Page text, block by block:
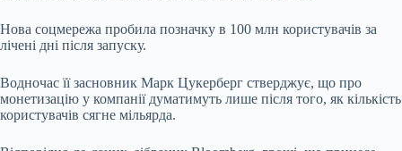
Нова соцмережа пробила позначку в 100 млн користувачів за
лічені дні після запуску.
Водночас її засновник Марк Цукерберг стверджує, що про
монетизацію у компанії думатимуть лише після того, як кількість
користувачів сягне мільярда.